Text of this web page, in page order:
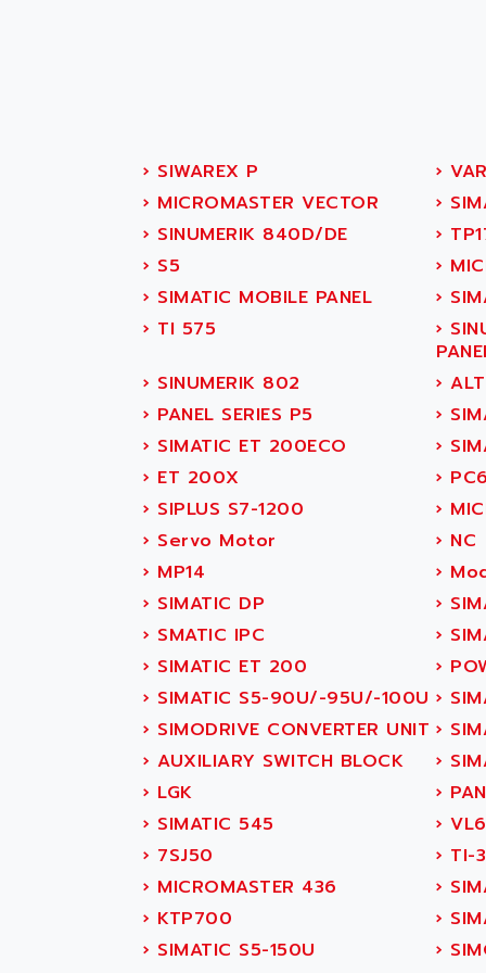
C350 / C370
RAIL SWITCH
SBC
HMI
SIMATIC HMI
SIMATIC OPERATOR
OPERATOR PANEL
APRIL 2000
APRIL 7000
SMC50
SMC600
SMC25 et SMC 35
SMC 50 / SMC 600
SMC 600
SMC50 / SMC600
SMC 25 et SMC 35
SMC25 et SMC35
SMC25
SMC
PB80
PB400
WS SERIES
PB200
TSX COMPACT
984 SERIE
ABC VISION
ABD
ABG
ABL
ABL SURSUM
ABLE SYSTEMS
ABOUTBATTERIE
ABRACON
ABS COMPUTERS
ABS SYSTEM
ABSOCODER
ABUS
ABUS ELECTRONIC
AC
AC AUTOMATION
AC SMARTMOTION
ACARD
ACB
ACBEL
ACCES
ACCESS
ACCROSSER
ACCU
ACCUCELL
ACCU-SORT SYSTEMS
› SIWAREX P ›
› MICROMASTER VECTOR ›
› SINUMERIK 840D/DE ›
› S5 ›
› SIMATIC MOBILE PANEL ›
› TI 575 ›
› SINUMERIK 802 ›
› PANEL SERIES P5 ›
› SIMATIC ET 200ECO ›
› ET 200X ›
› SIPLUS S7-1200 ›
› Servo Motor › NC
› MP14 ›
› SIMATIC DP ›
› SMATIC IPC ›
› SIMATIC ET 200 ›
› SIMATIC S5-90U/-95U/-100U ›
› SIMODRIVE CONVERTER UNIT ›
› AUXILIARY SWITCH BLOCK ›
› LGK ›
› SIMATIC 545 ›
› 7SJ50 › TI-
› MICROMASTER 436 ›
› KTP700 ›
› SIMATIC S5-150U ›